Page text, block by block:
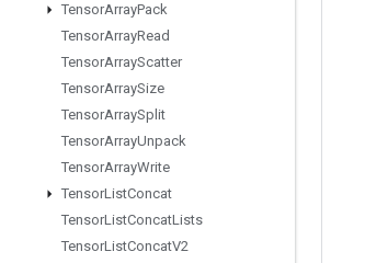
TensorArrayPack
TensorArrayRead
TensorArrayScatter
TensorArraySize
TensorArraySplit
TensorArrayUnpack
TensorArrayWrite
TensorListConcat
TensorListConcatLists
TensorListConcatV2